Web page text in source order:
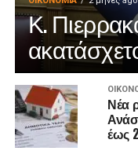
Κ.
Νέα
έως